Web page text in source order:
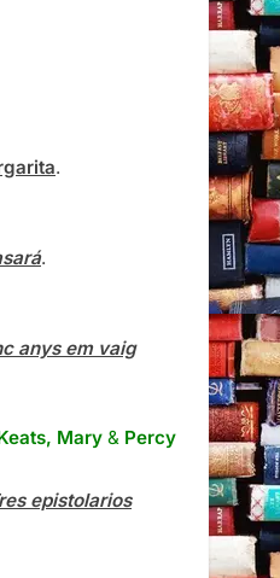
.
.
anys em vaig
Mary & Percy
epistolarios